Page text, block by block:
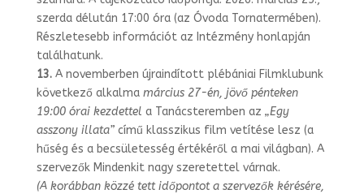
szerda délután 17:00 óra (az Óvoda Tornatermében).
Részletesebb információt az Intézmény hon­lapján
találhatunk.
13.A novemberben újraindított plébániai Filmklubunk
következő alkalma március 27-én, jövő pénteken
19:00 órai kezdettel a Tanácsteremben az „Egy
asszony illa­ta”című klasszikus film vetítése lesz (a
hűség és a becsületesség értékéről a mai világban). A
szervezők Mindenkit nagy szeretettel várnak.
(A korábban közzé tett időpontot a szervezők kérésére,